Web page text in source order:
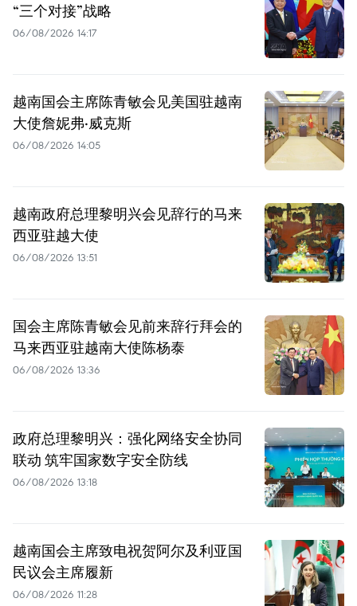
“三个对接”战略
06/08/2026 14:17
越南国会主席陈青敏会见美国驻越南
大使詹妮弗·威克斯
06/08/2026 14:05
越南政府总理黎明兴会见辞行的马来
西亚驻越大使
06/08/2026 13:51
国会主席陈青敏会见前来辞行拜会的
马来西亚驻越南大使陈杨泰
06/08/2026 13:36
政府总理黎明兴：强化网络安全协同
联动 筑牢国家数字安全防线
06/08/2026 13:18
越南国会主席致电祝贺阿尔及利亚国
民议会主席履新
06/08/2026 11:28